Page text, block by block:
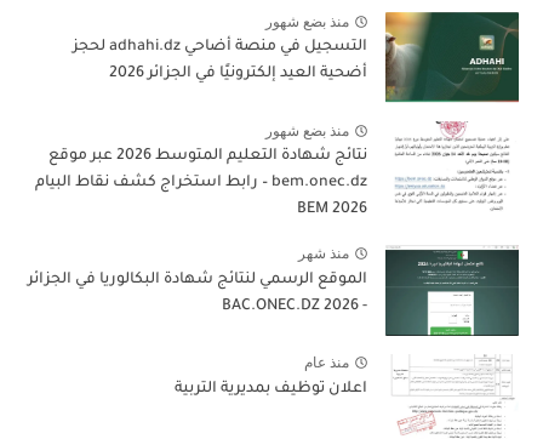
منذ بضع شهور
التسجيل في منصة أضاحي adhahi.dz لحجز
أضحية العيد إلكترونيًا في الجزائر 2026
منذ بضع شهور
نتائج شهادة التعليم المتوسط 2026 عبر موقع
bem.onec.dz – رابط استخراج كشف نقاط البيام
BEM 2026
منذ شهر
الموقع الرسمي لنتائج شهادة البكالوريا في الجزائر
- 2026 BAC.ONEC.DZ
منذ عام
اعلان توظيف بمديرية التربية